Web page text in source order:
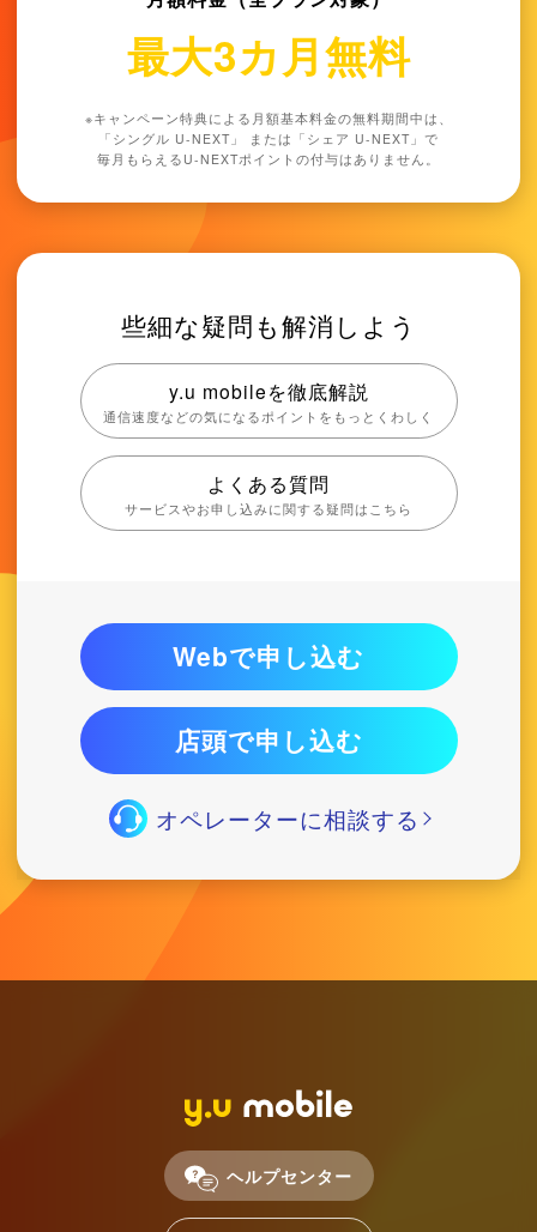
最大3カ月無料
※キャンペーン特典による月額基本料金の無料期間中は、
「 シングル U-NEXT 」 または「 シェア U-NEXT 」で
毎月もらえるU-NEXTポイントの付与はありません。
些細な疑問も解消しよう
y.u mobileを徹底解説
通信速度などの気になるポイントをもっとくわしく
よくある質問
サービスやお申し込みに関する疑問はこちら
Webで申し込む
店頭で申し込む
オペレーターに相談する
ヘルプセンター